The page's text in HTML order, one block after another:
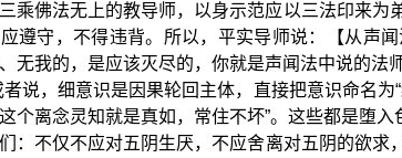
乘佛法无上的教导师，以身示范应以三法印来
遵守，不得违背。所以，平实导师说：【从声
无我的，是应该灭尽的，你就是声闻法中说的法师
者说，细意识是因果轮回主体，直接把意识命名
个离念灵知就是真如，常住不坏”。这些都是堕
：不仅不应对五阴生厌，不应舍离对五阴的欲